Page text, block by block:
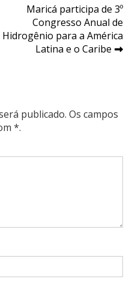
Maricá participa de 3º
Congresso Anual de
Hidrogênio para a América
Latina e o Caribe
publicado. Os campos
*.